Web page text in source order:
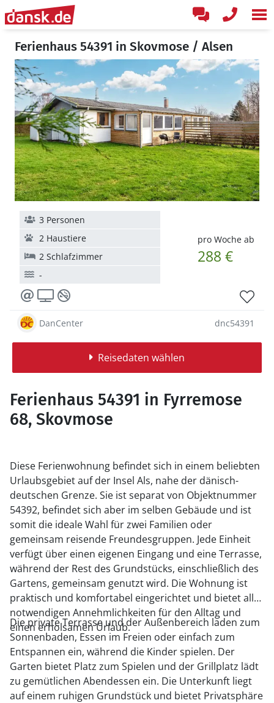
Ferienhaus 54391 in Skovmose / Alsen
pro Woche ab
288 €
3 Personen
2 Haustiere
2 Schlafzimmer
-
DanCenter dnc54391
Reisedaten wählen
Ferienhaus 54391 in Fyrremose
68, Skovmose
Diese Ferienwohnung befindet sich in einem beliebten
Urlaubsgebiet auf der Insel Als, nahe der dänisch-
deutschen Grenze. Sie ist separat von Objektnummer
54392, befindet sich aber im selben Gebäude und ist
somit die ideale Wahl für zwei Familien oder
gemeinsam reisende Freundesgruppen. Jede Einheit
verfügt über einen eigenen Eingang und eine Terrasse,
während der Rest des Grundstücks, einschließlich des
Gartens, gemeinsam genutzt wird. Die Wohnung ist
praktisch und komfortabel eingerichtet und bietet alle
notwendigen Annehmlichkeiten für den Alltag und
einen erholsamen Urlaub.
Die private Terrasse und der Außenbereich laden zum
Sonnenbaden, Essen im Freien oder einfach zum
Entspannen ein, während die Kinder spielen. Der
Garten bietet Platz zum Spielen und der Grillplatz lädt
zu gemütlichen Abendessen ein. Die Unterkunft liegt
auf einem ruhigen Grundstück und bietet Privatsphäre